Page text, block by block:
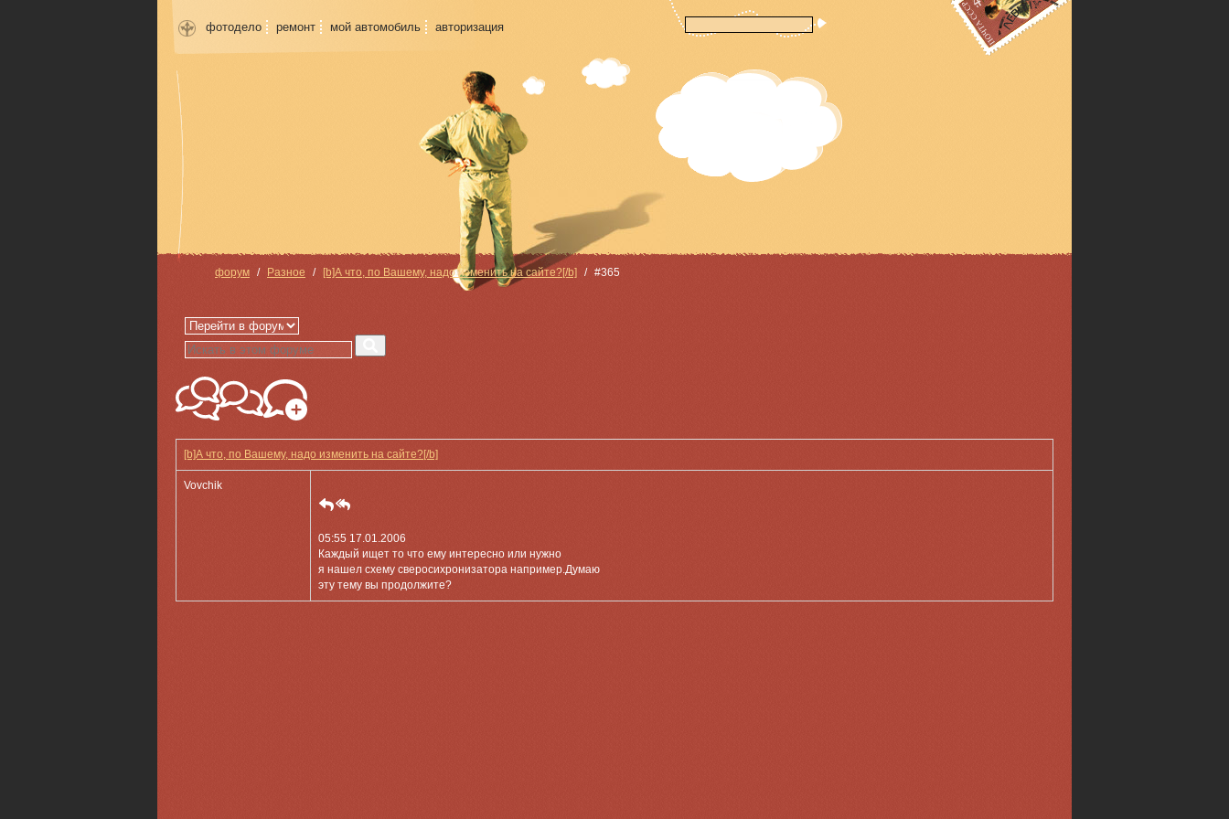
фотодело ремонт мой автомобиль авторизация
форум Разное [b]А что, по Вашему, надо изменить на сайте?[/b] #365
[b]А что, по Вашему, надо изменить на сайте?[/b]
Vovchik
05:55 17.01.2006
Каждый ищет то что ему интересно или нужно
я нашел схему сверосихронизатора например.Думаю
эту тему вы продолжите?